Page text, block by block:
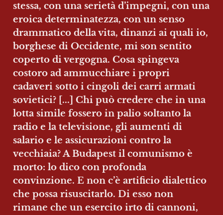
stessa, con una serietà d’impegni, con una
eroica determinatezza, con un senso
drammatico della vita, dinanzi ai quali io,
borghese di Occidente, mi son sentito
coperto di vergogna. Cosa spingeva
costoro ad ammucchiare i propri
cadaveri sotto i cingoli dei carri armati
sovietici? [...] Chi può credere che in una
lotta simile fossero in palio soltanto la
radio e la televisione, gli aumenti di
salario e le assicurazioni contro la
vecchiaia? A Budapest il comunismo è
morto: lo dico con profonda
convinzione. E non c’è artificio dialettico
che possa risuscitarlo. Di esso non
rimane che un esercito irto di cannoni,